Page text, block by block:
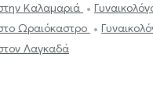
Καλαμαριά
Ωραιόκαστρο
Λαγκαδά